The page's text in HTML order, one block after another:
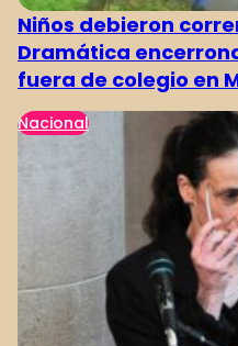
Niños debieron
Dramática
fuera de colegio en
Nacional